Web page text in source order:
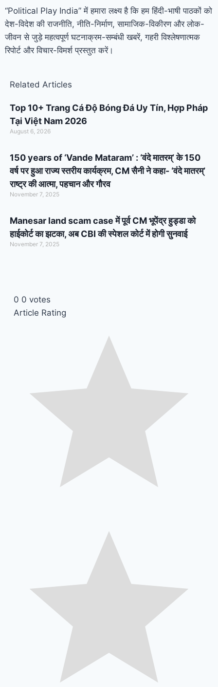
“Political Play India” में हमारा लक्ष्य है कि हम हिंदी-भाषी पाठकों को
देश-विदेश की राजनीति, नीति-निर्माण, सामाजिक-विकीरण और लोक-
जीवन से जुड़े महत्वपूर्ण घटनाक्रम-सम्बंधी खबरें, गहरी विश्लेषणात्मक
रिपोर्ट और विचार-विमर्श प्रस्तुत करें।
Related Articles
Top 10+ Trang Cá Độ Bóng Đá Uy Tín, Hợp Pháp
Tại Việt Nam 2026
August 6, 2026
150 years of ‘Vande Mataram’ : ‘वंदे मातरम्’ के 150
वर्ष पर हुआ राज्य स्तरीय कार्यक्रम, CM सैनी ने कहा- ‘वंदे मातरम्’
राष्ट्र की आत्मा, पहचान और गौरव
November 7, 2025
Manesar land scam case में पूर्व CM भूपेंद्र हुड्डा को
हाईकोर्ट का झटका, अब CBI की स्पेशल कोर्ट में होगी सुनवाई
November 7, 2025
0 0 votes
Article Rating